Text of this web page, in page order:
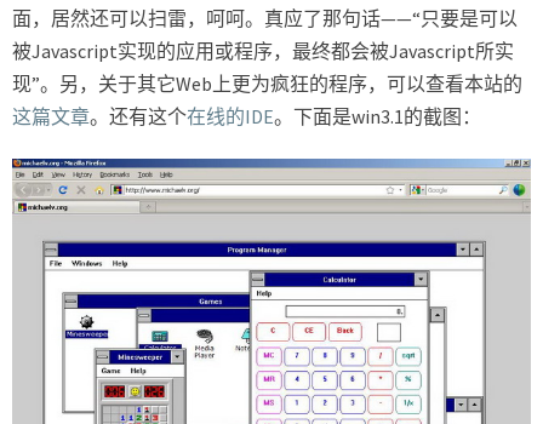
面，居然还可以扫雷，呵呵。真应了那句话——“只要是可以
被Javascript实现的应用或程序，最终都会被Javascript所实
现”。另，关于其它Web上更为疯狂的程序，可以查看本站的
这篇文章。还有这个在线的IDE。下面是win3.1的截图：